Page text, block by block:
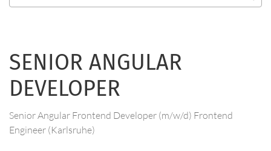
SEARCH
SENIOR ANGULAR
DEVELOPER
Senior Angular Frontend Developer (m/w/d) Frontend
Engineer (Karlsruhe)